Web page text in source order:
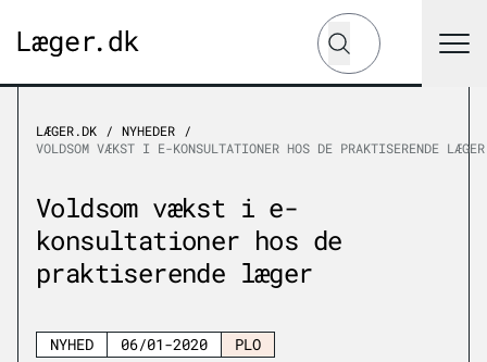
Hvad leder du efter?
Søg
LÆGER.DK
NYHEDER
VOLDSOM VÆKST I E-KONSULTATIONER HOS DE PRAKTISERENDE LÆGER
Voldsom vækst i e-
konsultationer hos de
praktiserende læger
NYHED 06/01-2020 PLO